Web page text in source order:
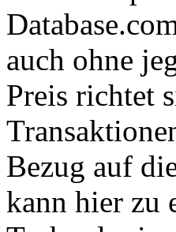
auch ohne
Preis richtet
Bezug auf
kann hier zu